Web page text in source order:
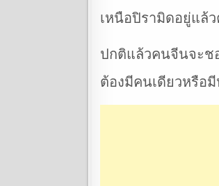
เหนือปิรามิดอยู่แล้
ปกติแล้วคนจีนจะช
ต้องมีคนเดียวหรือ